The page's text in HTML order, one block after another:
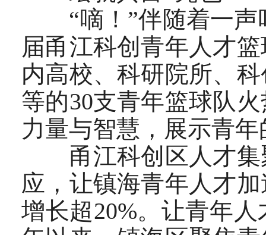
“嘀！”伴随着一声
届甬江科创青年人才
内高校、科研院所、
等的30支青年篮球队
力量与智慧，展示青
甬江科创区人才集
应，让镇海青年人才
增长超20%。让青年